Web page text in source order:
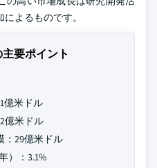
よるものです。
要ポイント
億米ドル
億米ドル
：29億米ドル
）：3.1%